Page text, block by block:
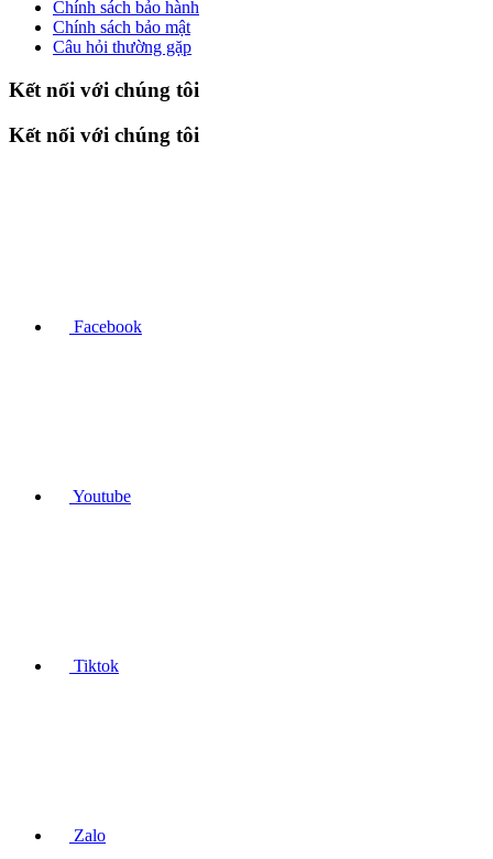
Chính sách bảo hành
Chính sách bảo mật
Câu hỏi thường gặp
Kết nối với chúng tôi
Kết nối với chúng tôi
Facebook
Youtube
Tiktok
Zalo